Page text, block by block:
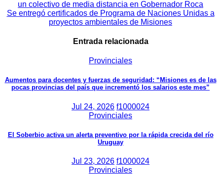
de
entradas
un colectivo de media distancia en Gobernador Roca
Se entregó certificados de Programa de Naciones Unidas a
proyectos ambientales de Misiones
Entrada relacionada
Provinciales
Aumentos para docentes y fuerzas de seguridad: “Misiones es de las
pocas provincias del país que incrementó los salarios este mes”
Jul 24, 2026 f1000024
Provinciales
El Soberbio activa un alerta preventivo por la rápida crecida del río
Uruguay
Jul 23, 2026 f1000024
Provinciales